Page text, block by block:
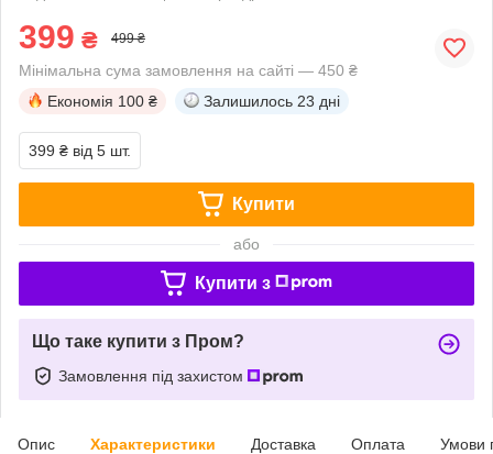
399 ₴ 499 ₴
Мінімальна сума замовлення на сайті — 450 ₴
Економія 100 ₴ Залишилось 23 дні
399 ₴ від 5 шт.
Купити
або
Купити з
Що таке купити з Пром?
Замовлення під захистом
Опис Характеристики Доставка Оплата Умови